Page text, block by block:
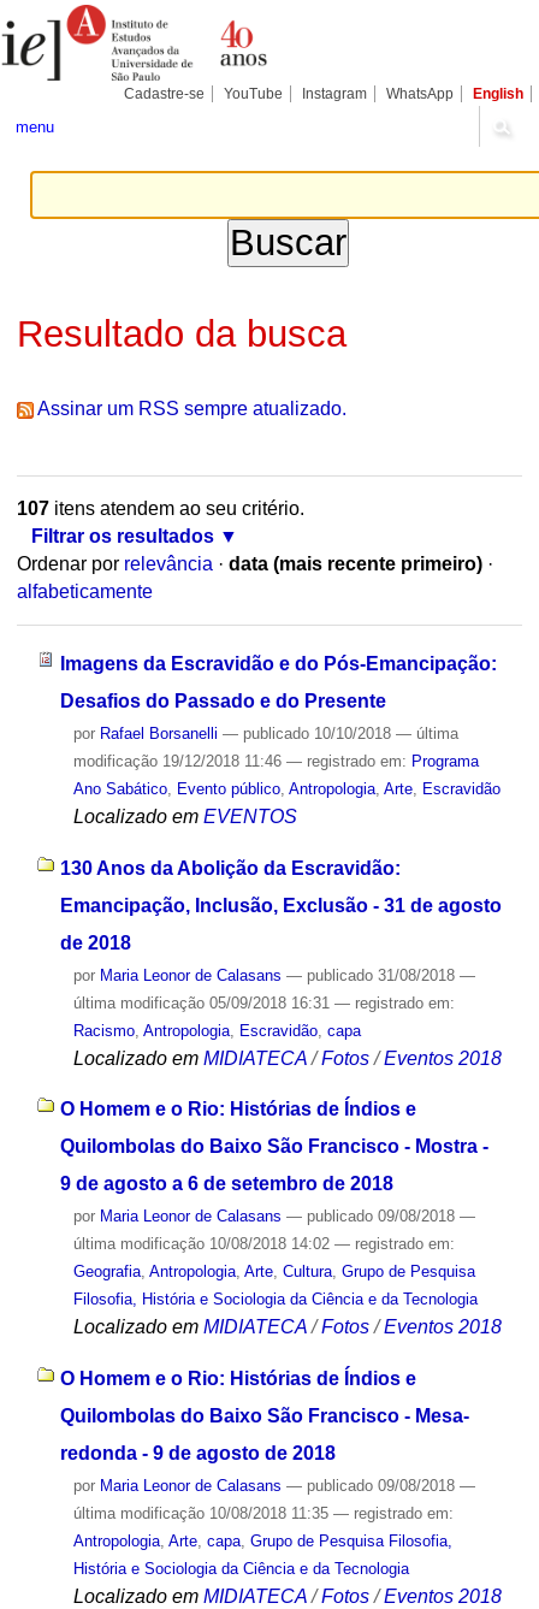
para
conteúdo.
Pessoais
Cadastre-se YouTube Instagram WhatsApp English
menu
Resultado da busca
Assinar um RSS sempre atualizado.
107itens atendem ao seu critério.
Filtrar os resultados
Ordenar por relevância · data (mais recente primeiro) ·
alfabeticamente
Imagens da Escravidão e do Pós-Emancipação:
Desafios do Passado e do Presente
por Rafael Borsanelli — publicado10/10/2018 — última
modificação19/12/2018 11:46 — registrado em: Programa
Ano Sabático, Evento público, Antropologia, Arte, Escravidão
Localizado em EVENTOS
130 Anos da Abolição da Escravidão:
Emancipação, Inclusão, Exclusão - 31 de agosto
de 2018
por Maria Leonor de Calasans — publicado31/08/2018 —
última modificação05/09/2018 16:31 — registrado em:
Racismo, Antropologia, Escravidão, capa
Localizado em MIDIATECA /Fotos /Eventos 2018
O Homem e o Rio: Histórias de Índios e
Quilombolas do Baixo São Francisco - Mostra -
9 de agosto a 6 de setembro de 2018
por Maria Leonor de Calasans — publicado09/08/2018 —
última modificação10/08/2018 14:02 — registrado em:
Geografia, Antropologia, Arte, Cultura, Grupo de Pesquisa
Filosofia, História e Sociologia da Ciência e da Tecnologia
Localizado em MIDIATECA /Fotos /Eventos 2018
O Homem e o Rio: Histórias de Índios e
Quilombolas do Baixo São Francisco - Mesa-
redonda - 9 de agosto de 2018
por Maria Leonor de Calasans — publicado09/08/2018 —
última modificação10/08/2018 11:35 — registrado em:
Antropologia, Arte, capa, Grupo de Pesquisa Filosofia,
História e Sociologia da Ciência e da Tecnologia
Localizado em MIDIATECA /Fotos /Eventos 2018